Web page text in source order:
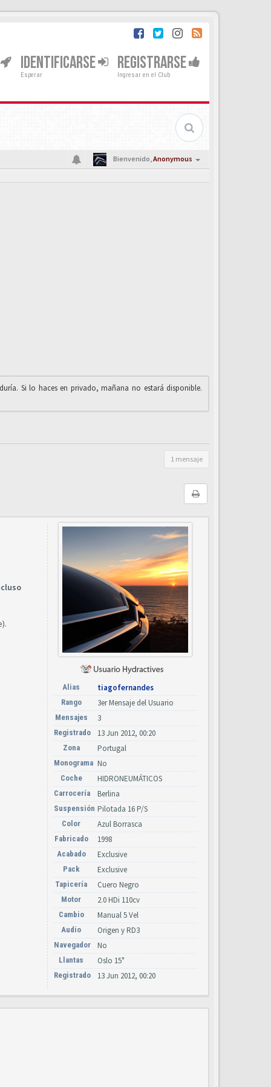
IDENTIFICARSE
Esperar
REGISTRARSE
Ingresar en el Club
Bienvenido,Anonymous
Si lo haces en privado, mañana no estará disponible.
1 mensaje
Alias tiagofernandes
Rango 3er Mensaje del Usuario
Mensajes 3
Registrado 13 Jun 2012, 00:20
Zona Portugal
Monograma No
Coche HIDRONEUMÁTICOS
Carrocería Berlina
Suspensión Pilotada 16 P/S
Color Azul Borrasca
Fabricado 1998
Acabado Exclusive
Pack Exclusive
Tapicería Cuero Negro
Motor 2.0 HDi 110cv
Cambio Manual 5 Vel
Audio Origen y RD3
Navegador No
Llantas Oslo 15"
Registrado 13 Jun 2012, 00:20